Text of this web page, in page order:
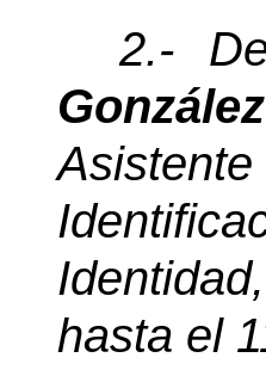
2.-
González
hasta el